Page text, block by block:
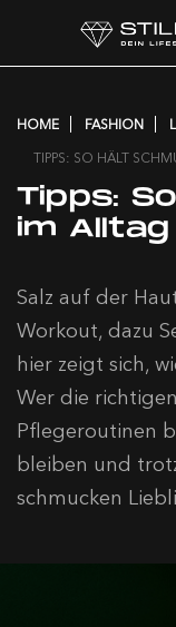
HOME FASHION
TIPPS: SO HÄLT
Tipps:
im
Salz auf der
Workout, dazu
hier zeigt sich,
Wer die
Pflegeroutinen
bleiben und
schmucken